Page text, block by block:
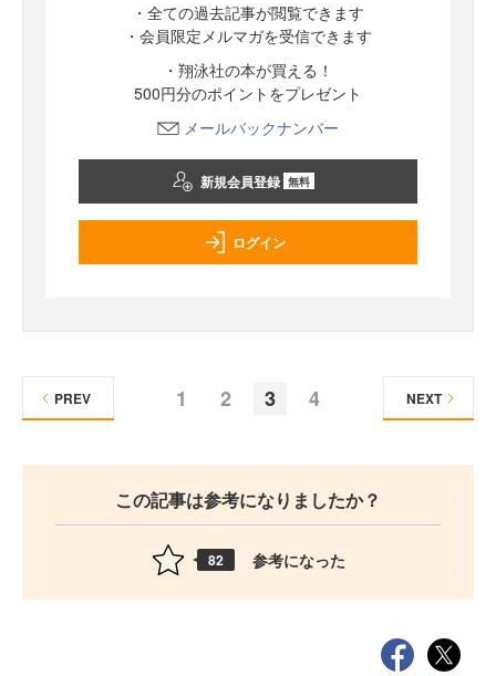
・全ての過去記事が閲覧できます
・会員限定メルマガを受信できます
・翔泳社の本が買える！
500円分のポイントをプレゼント
メールバックナンバー
新規会員登録 無料
ログイン
1 2 3 4
PREV NEXT
この記事は参考になりましたか？
82 参考になった